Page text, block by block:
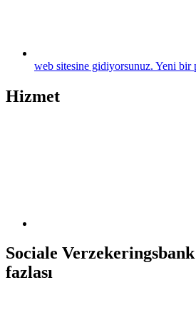
web sitesine gidiyorsunuz. Yeni bir
Hizmet
Sociale
fazlası